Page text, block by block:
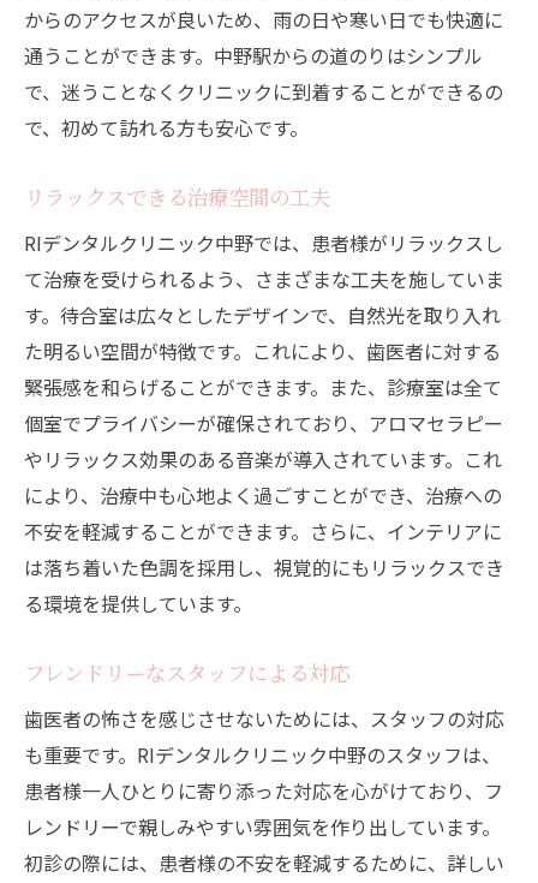
からのアクセスが良いため、雨の日や寒い日でも快適に
通うことができます。中野駅からの道のりはシンプル
で、迷うことなくクリニックに到着することができるの
で、初めて訪れる方も安心です。
リラックスできる治療空間の工夫
RIデンタルクリニック中野では、患者様がリラックスし
て治療を受けられるよう、さまざまな工夫を施していま
す。待合室は広々としたデザインで、自然光を取り入れ
た明るい空間が特徴です。これにより、歯医者に対する
緊張感を和らげることができます。また、診療室は全て
個室でプライバシーが確保されており、アロマセラピー
やリラックス効果のある音楽が導入されています。これ
により、治療中も心地よく過ごすことができ、治療への
不安を軽減することができます。さらに、インテリアに
は落ち着いた色調を採用し、視覚的にもリラックスでき
る環境を提供しています。
フレンドリーなスタッフによる対応
歯医者の怖さを感じさせないためには、スタッフの対応
も重要です。RIデンタルクリニック中野のスタッフは、
患者様一人ひとりに寄り添った対応を心がけており、フ
レンドリーで親しみやすい雰囲気を作り出しています。
初診の際には、患者様の不安を軽減するために、詳しい